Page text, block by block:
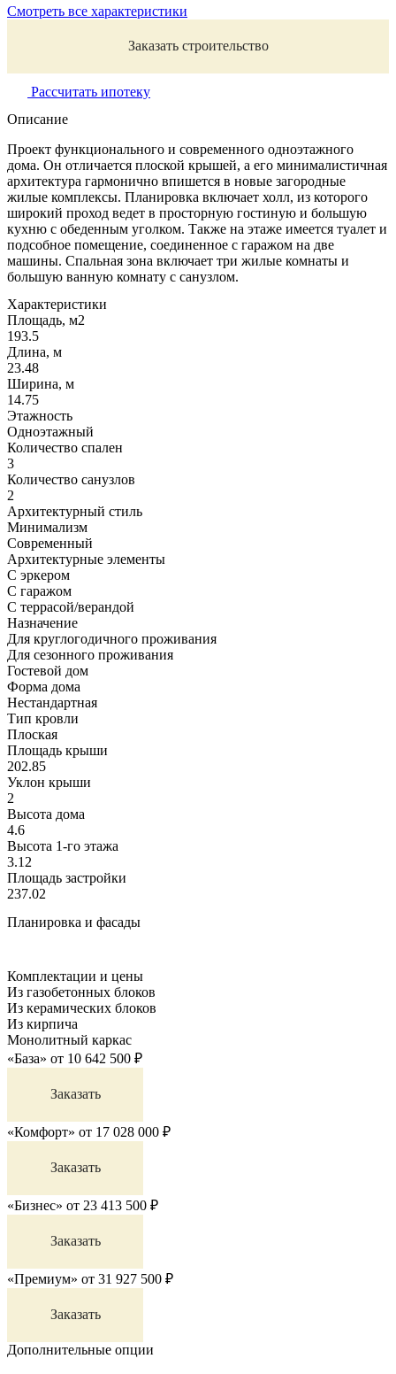
Смотреть все характеристики
Заказать строительство
Рассчитать ипотеку
Описание
Проект функционального и современного одноэтажного
дома. Он отличается плоской крышей, а его минималистичная
архитектура гармонично впишется в новые загородные
жилые комплексы. Планировка включает холл, из которого
широкий проход ведет в просторную гостиную и большую
кухню с обеденным уголком. Также на этаже имеется туалет и
подсобное помещение, соединенное с гаражом на две
машины. Спальная зона включает три жилые комнаты и
большую ванную комнату с санузлом.
Характеристики
Площадь, м2
193.5
Длина, м
23.48
Ширина, м
14.75
Этажность
Одноэтажный
Количество спален
3
Количество санузлов
2
Архитектурный стиль
Минимализм
Современный
Архитектурные элементы
С эркером
С гаражом
С террасой/верандой
Назначение
Для круглогодичного проживания
Для сезонного проживания
Гостевой дом
Форма дома
Нестандартная
Тип кровли
Плоская
Площадь крыши
202.85
Уклон крыши
2
Высота дома
4.6
Высота 1-го этажа
3.12
Площадь застройки
237.02
Планировка и фасады
Комплектации и цены
Из газобетонных блоков
Из керамических блоков
Из кирпича
Монолитный каркас
«База» от 10 642 500 ₽
Заказать
«Комфорт» от 17 028 000 ₽
Заказать
«Бизнес» от 23 413 500 ₽
Заказать
«Премиум» от 31 927 500 ₽
Заказать
Дополнительные опции